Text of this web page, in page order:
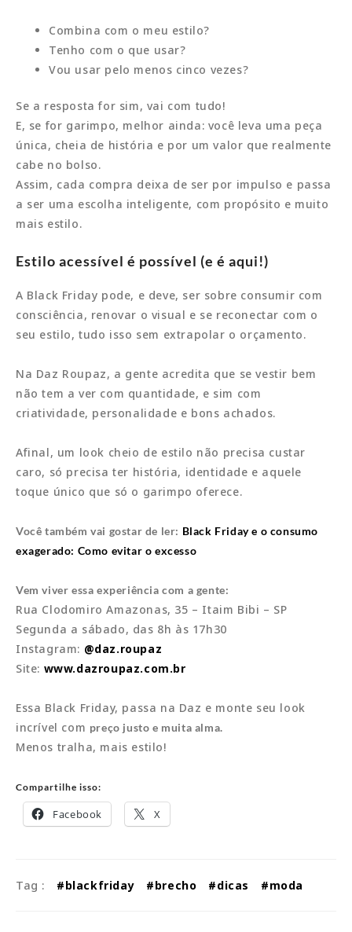
Combina com o meu estilo?
Tenho com o que usar?
Vou usar pelo menos cinco vezes?
Se a resposta for sim, vai com tudo!
E, se for garimpo, melhor ainda: você leva uma peça
única, cheia de história e por um valor que realmente
cabe no bolso.
Assim, cada compra deixa de ser por impulso e passa
a ser uma escolha inteligente, com propósito e muito
mais estilo.
Estilo acessível é possível (e é aqui!)
A Black Friday pode, e deve, ser sobre consumir com
consciência, renovar o visual e se reconectar com o
seu estilo, tudo isso sem extrapolar o orçamento.
Na Daz Roupaz, a gente acredita que se vestir bem
não tem a ver com quantidade, e sim com
criatividade, personalidade e bons achados.
Afinal, um look cheio de estilo não precisa custar
caro, só precisa ter história, identidade e aquele
toque único que só o garimpo oferece.
Você também vai gostar de ler: Black Friday e o consumo
exagerado: Como evitar o excesso
Vem viver essa experiência com a gente:
Rua Clodomiro Amazonas, 35 – Itaim Bibi – SP
Segunda a sábado, das 8h às 17h30
Instagram: @daz.roupaz
Site: www.dazroupaz.com.br
Essa Black Friday, passa na Daz e monte seu look
incrível com preço justo e muita alma.
Menos tralha, mais estilo!
Compartilhe isso:
Facebook X
Tag : #blackfriday #brecho #dicas #moda